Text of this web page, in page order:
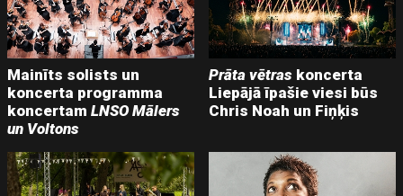
Mainīts solists un
koncerta programma
koncertamLNSO Mālers
un Voltons
Prāta vētras koncerta
Liepājā īpašie viesi būs
Chris Noah un Fiņķis